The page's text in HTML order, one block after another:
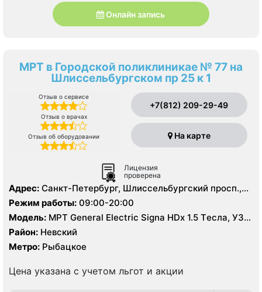
Онлайн запись
МРТ в Городской поликлиникае № 77 на
Шлиссельбургском пр 25 к 1
Отзыв о сервисе
Отзыв о врачах
Отзыв об оборудовании
+7(812) 209-29-49
На карте
Лицензия
проверена
Адрес: Санкт-Петербург, Шлиссельбургский просп.,
25, корп. 1
Режим работы: 09:00-20:00
Модель: МРТ General Electric Signa HDх 1.5 Tесла, УЗИ,
Рентген
Район: Невский
Метро: Рыбацкое
Цена указана с учетом льгот и акции